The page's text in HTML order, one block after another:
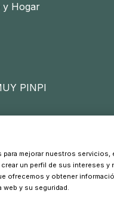
y Hogar
PINPI
mejorar nuestros
un perfil de sus intereses
ofrecemos y obtener
web y su seguridad.